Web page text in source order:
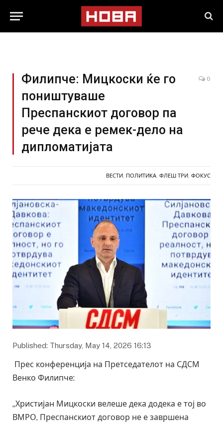
Филипче: Мицкоски ќе го
поништуваше
Преспанскиот договор па
рече дека е ремек-дело на
дипломатијата
0
ВЕСТИ ПОЛИТИКА ФЛЕШ ТРИ ФОКУС
Published: Thursday, May 14, 2026 16:13
Прес конференција на Претседателот на СДСМ
Венко Филипче:
„Христијан Мицкоски велеше дека додека е тој во
ВМРО, Преспанскиот договор не е завршена